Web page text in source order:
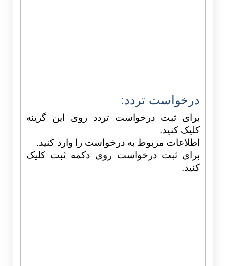
درخواست تردد:
برای ثبت درخواست تردد روی این گزینه
کلیک کنید.
اطلاعات مربوط به درخواست را وارد کنید.
برای ثبت درخواست روی دکمه ثبت کلیک
کنید.